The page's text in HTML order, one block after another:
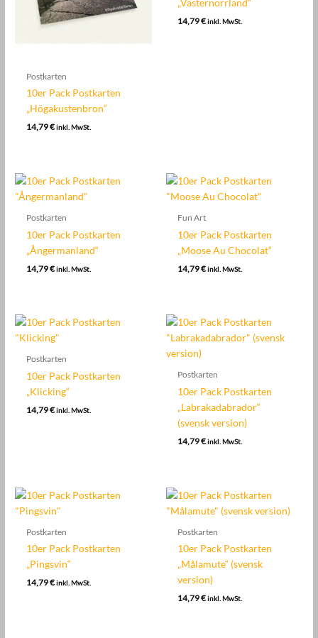
Postkarten
10er Pack Postkarten
„Högakustenbron“
14,79€inkl. MwSt.
„Västernorrland“
14,79€inkl. MwSt.
Postkarten
10er Pack Postkarten
„Ångermanland“
14,79€inkl. MwSt.
Fun Art
10er Pack Postkarten
„Moose Au Chocolat“
14,79€inkl. MwSt.
Postkarten
10er Pack Postkarten
„Klicking“
14,79€inkl. MwSt.
Postkarten
10er Pack Postkarten
„Labrakadabrador“
(svensk version)
14,79€inkl. MwSt.
Postkarten
10er Pack Postkarten
„Pingsvin“
14,79€inkl. MwSt.
Postkarten
10er Pack Postkarten
„Målamute“ (svensk
version)
14,79€inkl. MwSt.